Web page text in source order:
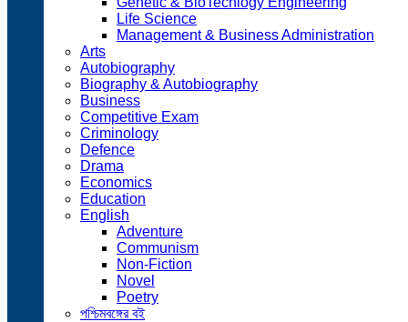
Life Science
Management & Business Administration
Arts
Autobiography
Biography & Autobiography
Business
Competitive Exam
Criminology
Defence
Drama
Economics
Education
English
Adventure
Communism
Non-Fiction
Novel
Poetry
পশ্চিমবঙ্গের বই